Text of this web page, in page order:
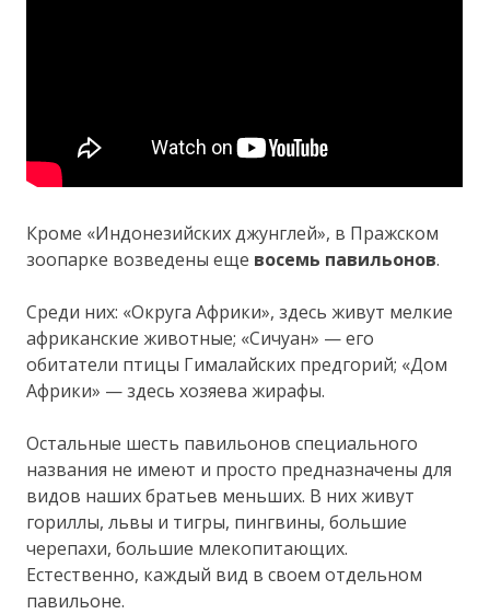
Кроме «Индонезийских джунглей», в Пражском
зоопарке возведены еще восемь павильонов.
Среди них: «Округа Африки», здесь живут мелкие
африканские животные; «Сичуан» — его
обитатели птицы Гималайских предгорий; «Дом
Африки» — здесь хозяева жирафы.
Остальные шесть павильонов специального
названия не имеют и просто предназначены для
видов наших братьев меньших. В них живут
гориллы, львы и тигры, пингвины, большие
черепахи, большие млекопитающих.
Естественно, каждый вид в своем отдельном
павильоне.